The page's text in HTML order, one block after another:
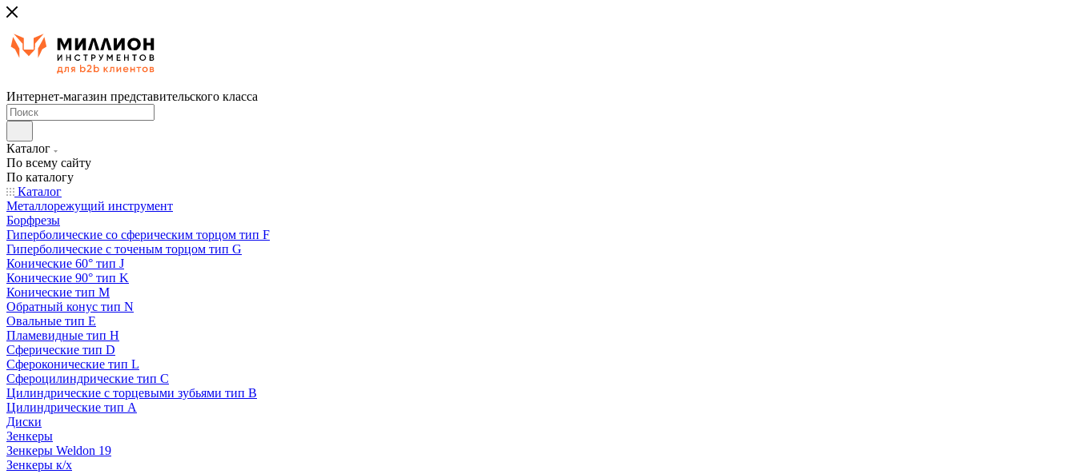
Интернет-магазин представительского класса
Каталог
По всему сайту
По каталогу
Каталог
Металлорежущий инструмент
Борфрезы
Гиперболические cо сферическим торцом тип F
Гиперболические с точеным торцом тип G
Конические 60° тип J
Конические 90° тип K
Конические тип M
Обратный конус тип N
Овальные тип E
Пламевидные тип H
Сферические тип D
Сфероконические тип L
Сфероцилиндрические тип C
Цилиндрические с торцевыми зубьями тип B
Цилиндрические тип А
Диски
Зенкеры
Зенкеры Weldon 19
Зенкеры к/х